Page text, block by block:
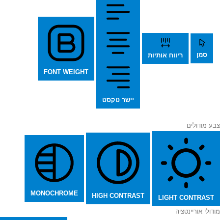
סמן ריווח אותיות
יישר טקסט
FONT WEIGHT
צבע מודולים
LIGHT CONTRAST
HIGH CONTRAST
MONOCHROME
מודולי אוריינטציה